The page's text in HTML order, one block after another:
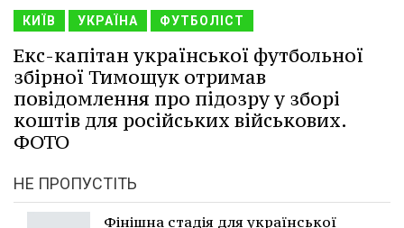
КИЇВ УКРАЇНА ФУТБОЛІСТ
Екс-капітан української футбольної
збірної Тимощук отримав
повідомлення про підозру у зборі
коштів для російських військових.
ФОТО
НЕ ПРОПУСТІТЬ
Фінішна стадія для української